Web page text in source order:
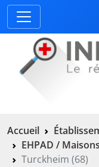
Accueil
EHPAD /
Turckheim (68)